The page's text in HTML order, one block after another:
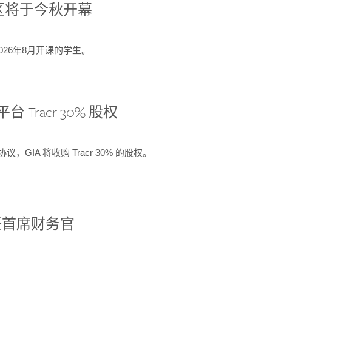
将于今秋开幕
年8月开课的学生。
Tracr 30% 股权
，GIA 将收购 Tracr 30% 的股权。
首席财务官